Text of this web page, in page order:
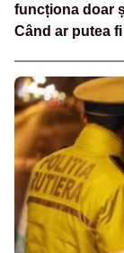
funcționa doar
Când ar putea